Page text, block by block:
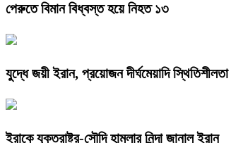
পেরুতে বিমান বিধ্বস্ত হয়ে নিহত ১৩
যুদ্ধে জয়ী ইরান, প্রয়োজন দীর্ঘমেয়াদি স্থিতিশীলতা
ইরাকে যুক্তরাষ্ট্র-সৌদি হামলার নিন্দা জানাল ইরান